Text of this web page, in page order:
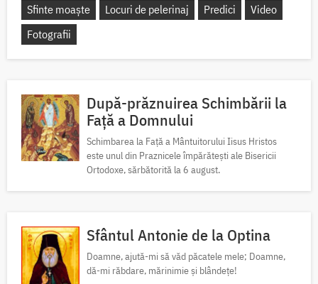
Sfinte moaște
Locuri de pelerinaj Predici
Video
Fotografii
După-prăznuirea Schimbării la
Față a Domnului
Schimbarea la Față a Mântuitorului Iisus Hristos
este unul din Praznicele împărătești ale Bisericii
Ortodoxe, sărbătorită la 6 august.
Sfântul Antonie de la Optina
Doamne, ajută-mi să văd păcatele mele; Doamne,
dă-mi răbdare, mărinimie şi blândeţe!